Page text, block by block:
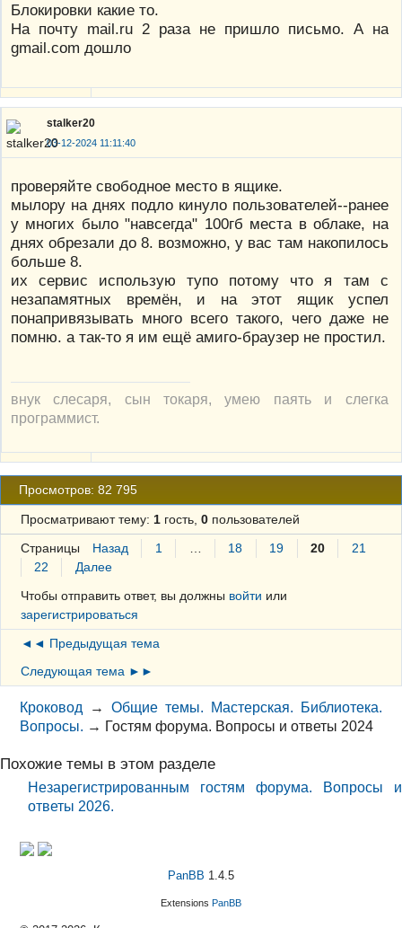
Блокировки какие то.
На почту mail.ru 2 раза не пришло письмо. А на
gmail.com дошло
stalker20
03-12-2024 11:11:40
проверяйте свободное место в ящике.
мылору на днях подло кинуло пользователей--ранее
у многих было "навсегда" 100гб места в облаке, на
днях обрезали до 8. возможно, у вас там накопилось
больше 8.
их сервис использую тупо потому что я там с
незапамятных времён, и на этот ящик успел
понапривязывать много всего такого, чего даже не
помню. а так-то я им ещё амиго-браузер не простил.
внук слесаря, сын токаря, умею паять и слегка
программист.
Просмотров: 82 795
Просматривают тему: 1гость, 0пользователей
Страницы Назад 1 … 18 19 20
21
22
Далее
Чтобы отправить ответ, вы должны войти или
зарегистрироваться
◄◄ Предыдущая тема
Следующая тема ►►
Кроковод →Общие темы. Мастерская. Библиотека.
Вопросы. → Гостям форума. Вопросы и ответы 2024
Похожие темы в этом разделе
Незарегистрированным гостям форума. Вопросы и
ответы 2026.
PanBB 1.4.5
Extensions PanBB